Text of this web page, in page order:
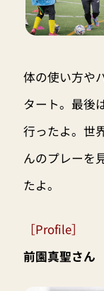
体の使い方や
タート。最後
行ったよ。世
んのプレーを
たよ。
［Profile］
前園真聖さん